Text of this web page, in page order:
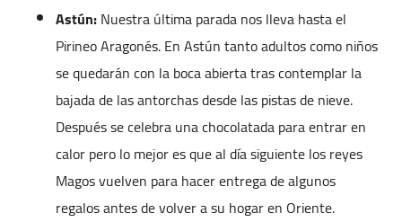
Astún:Nuestra última parada nos lleva hasta el
Pirineo Aragonés. En Astún tanto adultos como niños
se quedarán con la boca abierta tras contemplar la
bajada de las antorchas desde las pistas de nieve.
Después se celebra una chocolatada para entrar en
calor pero lo mejor es que al día siguiente los reyes
Magos vuelven para hacer entrega de algunos
regalos antes de volver a su hogar en Oriente.